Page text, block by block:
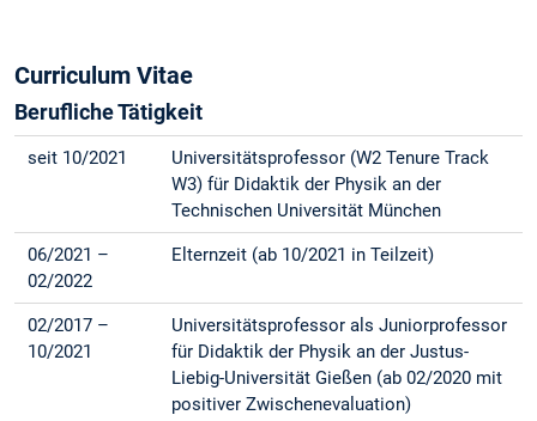
Curriculum Vitae
Berufliche Tätigkeit
seit 10/2021
Universitätsprofessor (W2 Tenure Track
W3) für Didaktik der Physik an der
Technischen Universität München
06/2021 –
02/2022
Elternzeit (ab 10/2021 in Teilzeit)
02/2017 –
10/2021
Universitätsprofessor als Juniorprofessor
für Didaktik der Physik an der Justus-
Liebig-Universität Gießen (ab 02/2020 mit
positiver Zwischenevaluation)